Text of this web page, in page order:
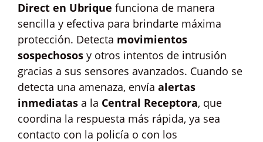
Direct en Ubrique funciona de manera
sencilla y efectiva para brindarte máxima
protección. Detecta movimientos
sospechosos y otros intentos de intrusión
gracias a sus sensores avanzados. Cuando se
detecta una amenaza, envía alertas
inmediatas a la Central Receptora, que
coordina la respuesta más rápida, ya sea
contacto con la policía o con los